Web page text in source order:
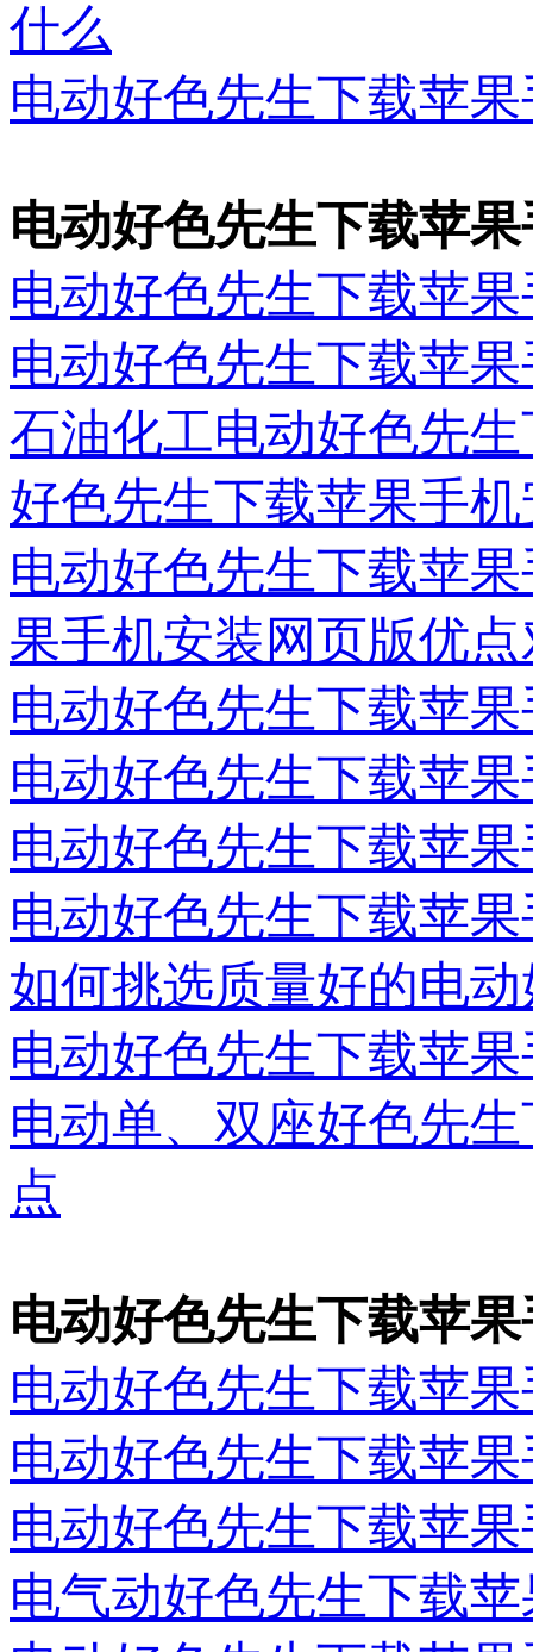
什么
电动好色先生下载苹
电动好色先生下载苹
电动好色先生下载苹
电动好色先生下载苹
石油化工电动好色先
好色先生下载苹果手
电动好色先生下载苹
果手机安装网页版优
电动好色先生下载苹
电动好色先生下载苹
电动好色先生下载苹
电动好色先生下载苹
如何挑选质量好的电
电动好色先生下载苹
电动单、双座好色
点
电动好色先生下载苹
电动好色先生下载苹
电动好色先生下载苹
电动好色先生下载苹
电气动好色先生下载